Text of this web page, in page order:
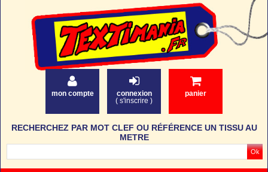
mon compte
connexion
( s'inscrire )
panier
RECHERCHEZ PAR MOT CLEF OU RÉFÉRENCE UN TISSU AU
METRE